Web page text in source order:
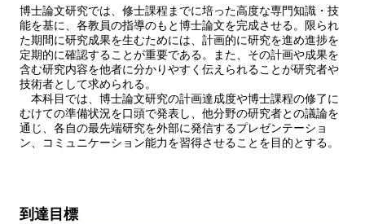
博士論文研究では、修士課程までに培った高度な専門知識・技
能を基に、各教員の指導のもと博士論文を完成させる。限られ
た期間に研究成果を生むためには、計画的に研究を進め進捗を
定期的に確認することが重要である。また、その計画や成果を
含む研究内容を他者に分かりやすく伝えられることが研究者や
技術者として求められる。
本科目では、博士論文研究の計画達成度や博士課程の修了に
むけての準備状況を口頭で発表し、他分野の研究者との議論を
通じ、各自の最先端研究を外部に発信するプレゼンテーショ
ン、コミュニケーション能力を習得させることを目的とする。
到達目標